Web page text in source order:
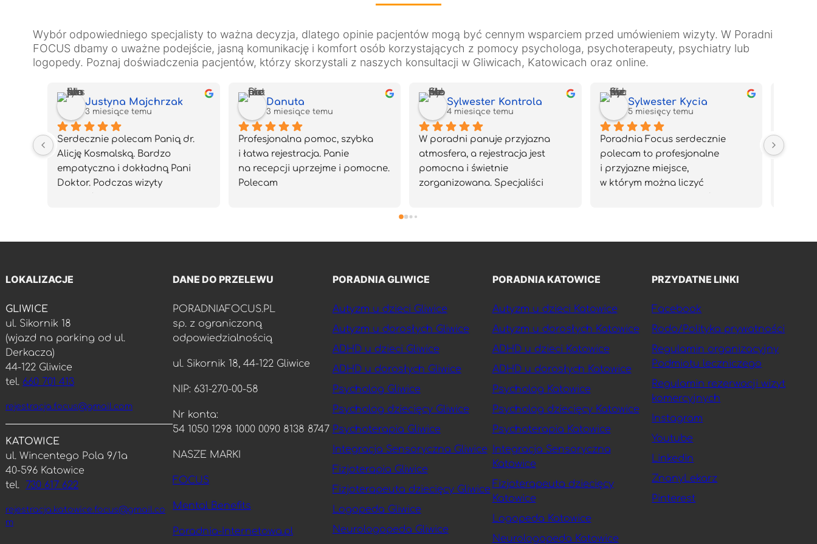
Wybór odpowiedniego specjalisty to ważna decyzja, dlatego opinie pacjentów mogą być cennym wsparciem przed umówieniem wizyty. W Poradni
FOCUS dbamy o uważne podejście, jasną komunikację i komfort osób korzystających z pomocy psychologa, psychoterapeuty, psychiatry lub
logopedy. Poznaj doświadczenia pacjentów, którzy skorzystali z naszych konsultacji w Gliwicach, Katowicach oraz online.
Justyna Majchrzak
3 miesiące temu
Serdecznie polecam Panią dr.
Alicję Kosmalską. Bardzo
empatyczna i dokładną Pani
Doktor. Podczas wizyty
zaproponowała skuteczne
w końcu zobaczył że jest kimś
a nie tylko stygmatyzować
ze względu na inność! Pani
Doktor JEST PANI WSPANIAŁA-:)
Więcej takich lekarzy a pacjenci
i ich rodziny będą
podbudowane na duchu i bedą
w wstanie dalej funkcjonować
mimo swoich niedoskonałości.
podziękować Pani Alicji
rejestratorce która wykazała się
cierpliwością i fachowością
w umawianiu syna na kolejną
wizytę. Z czystym sumieniem
polecam NZOZ Focus jako
NAJLEPSZĄ poradnię dla osób
Danuta
3 miesiące temu
Profesjonalna pomoc, szybka
i łatwa rejestracja. Panie
na recepcji uprzejme i pomocne.
Polecam
Sylwester Kontrola
4 miesiące temu
W poradni panuje przyjazna
atmosfera, a rejestracja jest
pomocna i świetnie
zorganizowana. Specjaliści
Sylwester Kycia
5 miesięcy temu
Poradnia Focus serdecznie
polecam to profesjonalne
i przyjazne miejsce,
w którym można liczyć
wsparcie dostosowane
i
LOKALIZACJE
GLIWICE
ul. Sikornik 18
(wjazd na parking od ul.
Derkacza)
44-122 Gliwice
tel. 660 701 413
rejestracja.focus@gmail.com
KATOWICE
ul. Wincentego Pola 9/1a
40-596 Katowice
tel. 730 617 622
rejestracja.katowice.focus@gmail.co
m
DANE DO PRZELEWU
PORADNIAFOCUS.PL
sp. z ograniczoną
odpowiedzialnością
ul. Sikornik 18, 44-122 Gliwice
NIP: 631-270-00-58
Nr konta:
54 1050 1298 1000 0090 8138 8747
NASZE MARKI
FOCUS
Mental Benefits
Poradnia-Internetowa.pl
PORADNIA GLIWICE
Autyzm u dzieci Gliwice
Autyzm u dorosłych Gliwice
ADHD u dzieci Gliwice
ADHD u dorosłych Gliwice
Psycholog Gliwice
Psycholog dziecięcy Gliwice
Psychoterapia Gliwice
Integracja Sensoryczna Gliwice
Fizjoterapia Gliwice
Fizjoterapeuta dziecięcy Gliwice
Logopeda Gliwice
Neurologopeda Gliwice
PORADNIA KATOWICE
Autyzm u dzieci Katowice
Autyzm u dorosłych Katowice
ADHD u dzieci Katowice
ADHD u dorosłych Katowice
Psycholog Katowice
Psycholog dziecięcy Katowice
Psychoterapia Katowice
Integracja Sensoryczna
Katowice
Fizjoterapeuta dziecięcy
Katowice
Logopeda Katowice
Neurologopeda Katowice
PRZYDATNE LINKI
Facebook
Rodo/Polityka prywatności
Regulamin organizacyjny
Podmiotu leczniczego
Regulamin rezerwacji wizyt
komercyjnych
Instagram
Youtube
Linkedin
ZnanyLekarz
Pinterest